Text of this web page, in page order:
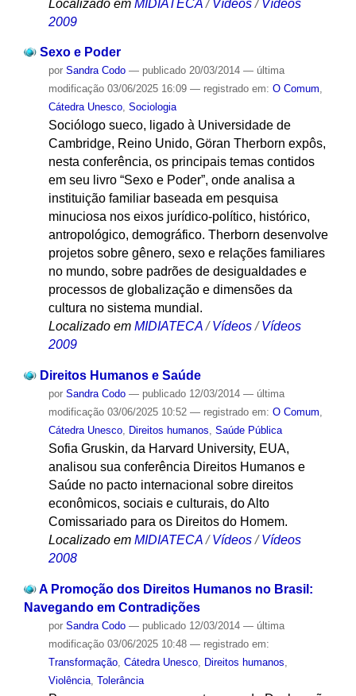
Localizado em MIDIATECA /Vídeos /Vídeos
2009
Sexo e Poder
por Sandra Codo — publicado20/03/2014 — última
modificação03/06/2025 16:09 — registrado em: O Comum,
Cátedra Unesco, Sociologia
Sociólogo sueco, ligado à Universidade de
Cambridge, Reino Unido, Göran Therborn expôs,
nesta conferência, os principais temas contidos
em seu livro “Sexo e Poder”, onde analisa a
instituição familiar baseada em pesquisa
minuciosa nos eixos jurídico-político, histórico,
antropológico, demográfico. Therborn desenvolve
projetos sobre gênero, sexo e relações familiares
no mundo, sobre padrões de desigualdades e
processos de globalização e dimensões da
cultura no sistema mundial.
Localizado em MIDIATECA /Vídeos /Vídeos
2009
Direitos Humanos e Saúde
por Sandra Codo — publicado12/03/2014 — última
modificação03/06/2025 10:52 — registrado em: O Comum,
Cátedra Unesco, Direitos humanos, Saúde Pública
Sofia Gruskin, da Harvard University, EUA,
analisou sua conferência Direitos Humanos e
Saúde no pacto internacional sobre direitos
econômicos, sociais e culturais, do Alto
Comissariado para os Direitos do Homem.
Localizado em MIDIATECA /Vídeos /Vídeos
2008
A Promoção dos Direitos Humanos no Brasil:
Navegando em Contradições
por Sandra Codo — publicado12/03/2014 — última
modificação03/06/2025 10:48 — registrado em:
Transformação, Cátedra Unesco, Direitos humanos
Violência, Tolerância